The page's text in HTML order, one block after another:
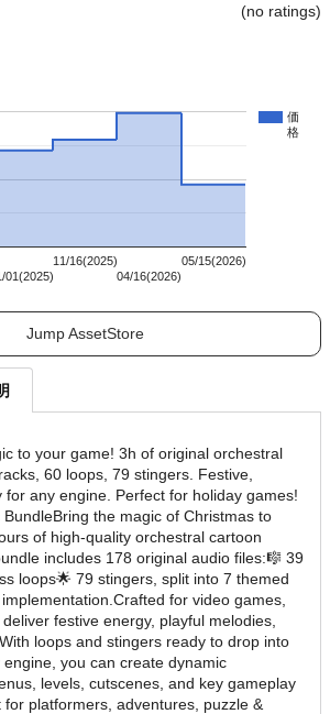
(no ratings)
価
格
01(2025)
11/16(2025)
04/16(2026)
05/15(2026)
Jump AssetStore
to your game! 3h of original orchestral
60 loops, 79 stingers. Festive,
for any engine. Perfect for holiday games!
the magic of Christmas to
of high-quality orchestral cartoon
includes 178 original audio files:🎼 39
loops🌟 79 stingers, split into 7 themed
for video games,
festive energy, playful melodies,
loops and stingers ready to drop into
you can create dynamic
levels, cutscenes, and key gameplay
for platformers, adventures, puzzle &